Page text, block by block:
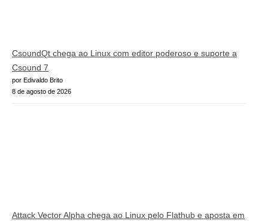
CsoundQt chega ao Linux com editor poderoso e suporte a
Csound 7
por Edivaldo Brito
8 de agosto de 2026
Attack Vector Alpha chega ao Linux pelo Flathub e aposta em